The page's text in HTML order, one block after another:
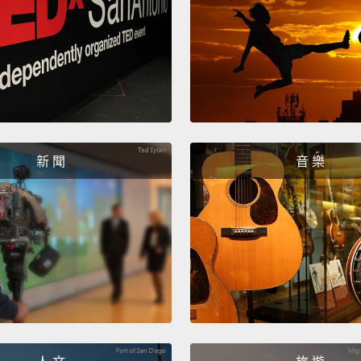
新 聞 音 樂